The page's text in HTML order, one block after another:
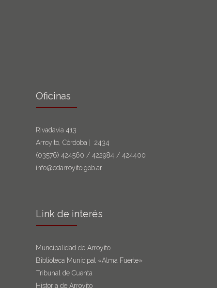
Oficinas
Rivadavia 413
Arroyito, Córdoba | 2434
(03576) 424560 / 422984 / 424400
info@cdarroyito.gob.ar
Link de interés
Muncipalidad de Arroyito
Biblioteca Municipal «Alma Fuerte»
Tribunal de Cuenta
Historia de Arroyito